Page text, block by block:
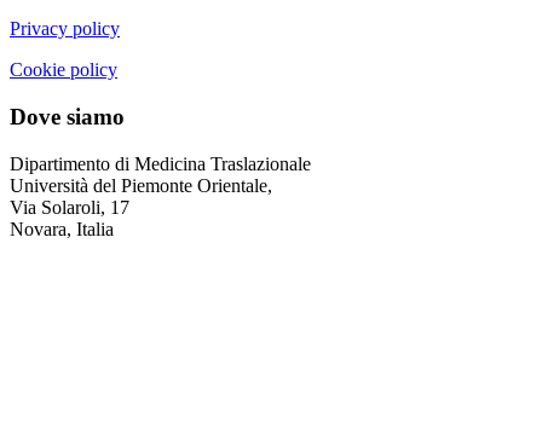
Privacy policy
Cookie policy
Dove siamo
Dipartimento di Medicina Traslazionale
Università del Piemonte Orientale,
Via Solaroli, 17
Novara, Italia